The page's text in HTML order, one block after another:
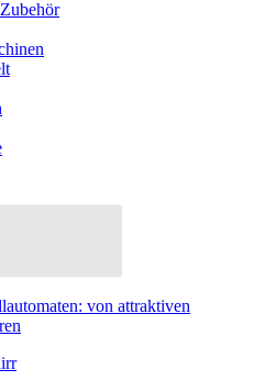
von attraktiven